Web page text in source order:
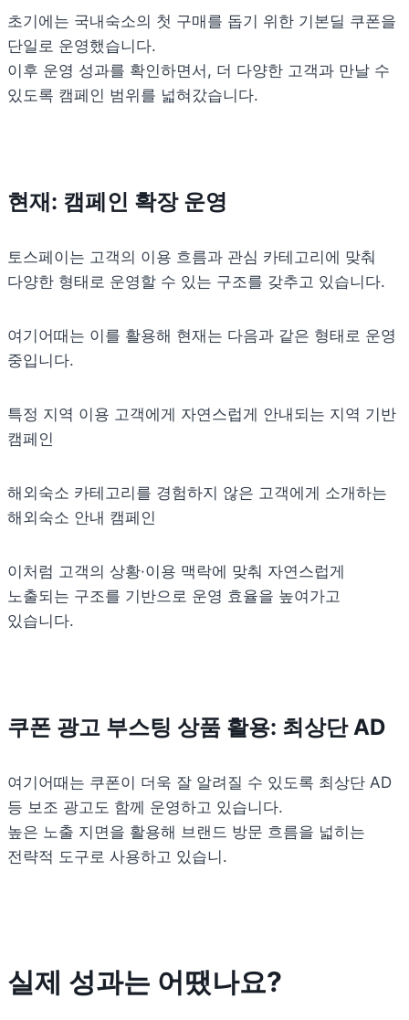
초기에는 국내숙소의 첫 구매를 돕기 위한 기본딜 쿠폰을
단일로 운영했습니다.
이후 운영 성과를 확인하면서, 더 다양한 고객과 만날 수
있도록 캠페인 범위를 넓혀갔습니다.
현재: 캠페인 확장 운영
토스페이는 고객의 이용 흐름과 관심 카테고리에 맞춰
다양한 형태로 운영할 수 있는 구조를 갖추고 있습니다.
여기어때는 이를 활용해 현재는 다음과 같은 형태로 운영
중입니다.
특정 지역 이용 고객에게 자연스럽게 안내되는 지역 기반
캠페인
해외숙소 카테고리를 경험하지 않은 고객에게 소개하는
해외숙소 안내 캠페인
이처럼 고객의 상황·이용 맥락에 맞춰 자연스럽게
노출되는 구조를 기반으로 운영 효율을 높여가고
있습니다.
쿠폰 광고 부스팅 상품 활용: 최상단 AD
여기어때는 쿠폰이 더욱 잘 알려질 수 있도록 최상단 AD
등 보조 광고도 함께 운영하고 있습니다.
높은 노출 지면을 활용해 브랜드 방문 흐름을 넓히는
전략적 도구로 사용하고 있습니.